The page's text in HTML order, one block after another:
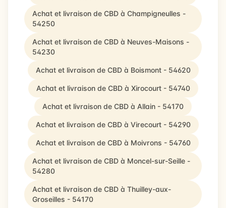
Achat et livraison de CBD à Champigneulles -
54250
Achat et livraison de CBD à Neuves-Maisons -
54230
Achat et livraison de CBD à Boismont - 54620
Achat et livraison de CBD à Xirocourt - 54740
Achat et livraison de CBD à Allain - 54170
Achat et livraison de CBD à Virecourt - 54290
Achat et livraison de CBD à Moivrons - 54760
Achat et livraison de CBD à Moncel-sur-Seille -
54280
Achat et livraison de CBD à Thuilley-aux-
Groseilles - 54170